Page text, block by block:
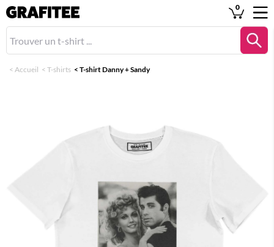
0
< Accueil < T-shirts < T-shirt Danny + Sandy